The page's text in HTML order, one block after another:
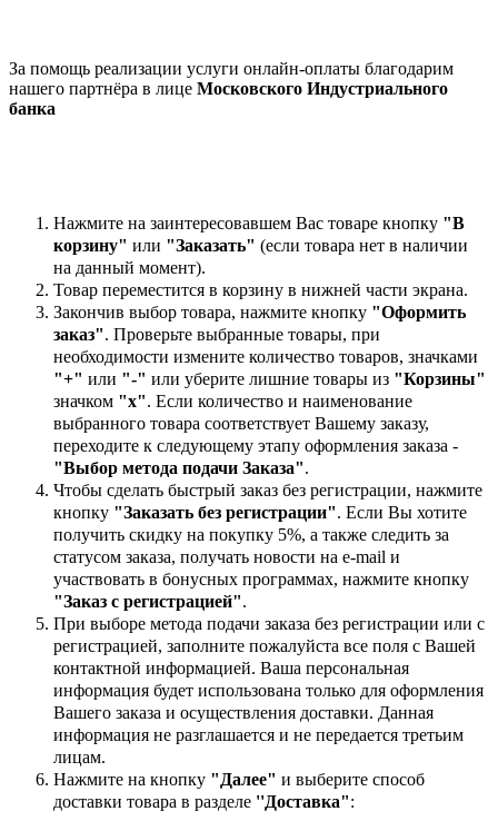
За помощь реализации услуги онлайн-оплаты благодарим
нашего партнёра в лице Московского Индустриального
банка
Нажмите на заинтересовавшем Вас товаре кнопку "В
корзину" или "Заказать" (если товара нет в наличии
на данный момент).
Товар переместится в корзину в нижней части экрана.
Закончив выбор товара, нажмите кнопку "Оформить
заказ". Проверьте выбранные товары, при
необходимости измените количество товаров, значками
"+" или "-" или уберите лишние товары из "Корзины"
значком "х". Если количество и наименование
выбранного товара соответствует Вашему заказу,
переходите к следующему этапу оформления заказа -
"Выбор метода подачи Заказа".
Чтобы сделать быстрый заказ без регистрации, нажмите
кнопку "Заказать без регистрации". Если Вы хотите
получить скидку на покупку 5%, а также следить за
статусом заказа, получать новости на e-mail и
участвовать в бонусных программах, нажмите кнопку
"Заказ с регистрацией".
При выборе метода подачи заказа без регистрации или с
регистрацией, заполните пожалуйста все поля с Вашей
контактной информацией. Ваша персональная
информация будет использована только для оформления
Вашего заказа и осуществления доставки. Данная
информация не разглашается и не передается третьим
лицам.
Нажмите на кнопку "Далее" и выберите способ
доставки товара в разделе ''Доставка":